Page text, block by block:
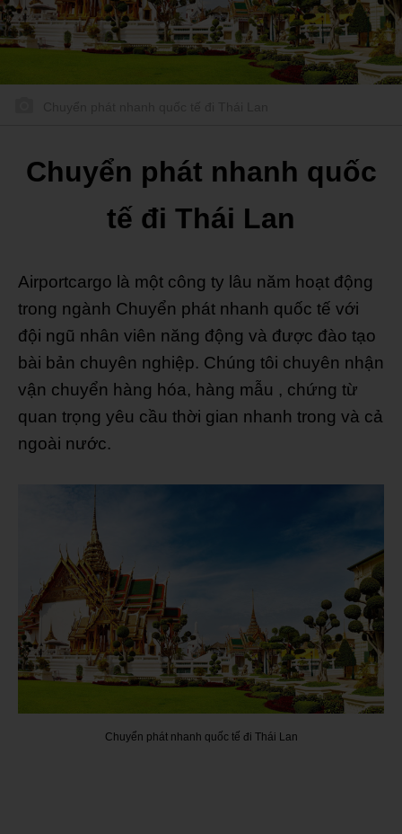
Chuyển phát nhanh quốc
tế đi Thái Lan
Airportcargo là một công ty lâu năm hoạt động
trong ngành Chuyển phát nhanh quốc tế với
đội ngũ nhân viên năng động và được đào tạo
bài bản chuyên nghiệp. Chúng tôi chuyên nhận
vận chuyển hàng hóa, hàng mẫu , chứng từ
quan trọng yêu cầu thời gian nhanh trong và cả
ngoài nước.
Chuyển phát nhanh quốc tế đi Thái Lan